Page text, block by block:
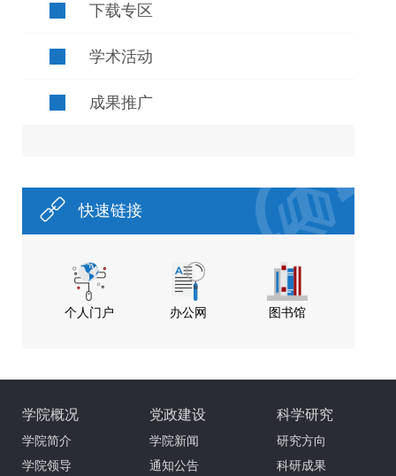
下载专区
学术活动
成果推广
快速链接
个人门户 办公网 图书馆
学院概况
学院简介
学院领导
党政建设
学院新闻
通知公告
科学研究
研究方向
科研成果